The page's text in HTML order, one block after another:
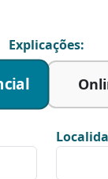
Explicações: